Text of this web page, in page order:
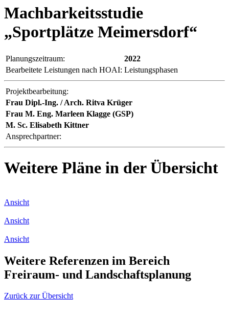
Machbarkeitsstudie
„Sportplätze Meimersdorf“
Planungszeitraum:
2022
Bearbeitete Leistungen nach HOAI: Leistungsphasen
Projektbearbeitung:
Frau Dipl.-Ing. / Arch. Ritva Krüger
Frau M. Eng. Marleen Klagge (GSP)
M. Sc. Elisabeth Kittner
Ansprechpartner:
Weitere Pläne in der Übersicht
Ansicht
Ansicht
Ansicht
Weitere Referenzen im Bereich
Freiraum- und Landschaftsplanung
Zurück zur Übersicht